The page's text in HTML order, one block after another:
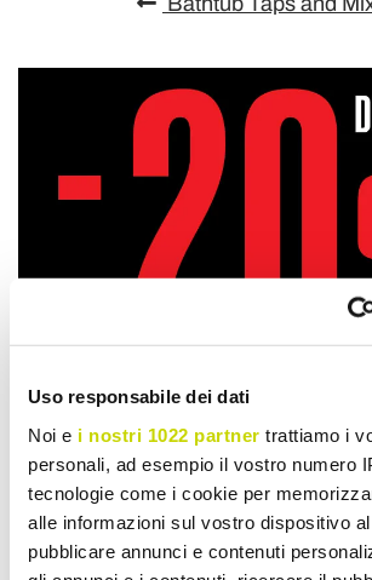
Uso responsabile dei dati
Noi e i nostri 1022 partner trattiamo i
personali, ad esempio il vostro numero
tecnologie come i cookie per
alle informazioni sul vostro dispositivo
pubblicare annunci e contenuti
Take advantage of